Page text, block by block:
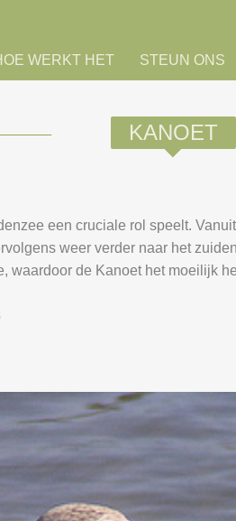
WERKT HET STEUN ONS
KANOET
een cruciale rol speelt.
weer verder naar het
waardoor de Kanoet het moeilijk